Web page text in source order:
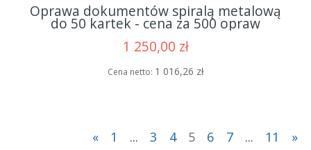
Oprawa dokumentów spiralą metalową
do 50 kartek - cena za 500 opraw
1 250,00 zł
Cena netto: 1 016,26 zł
« 1 ... 3 4 5 6 7 ... 11 »